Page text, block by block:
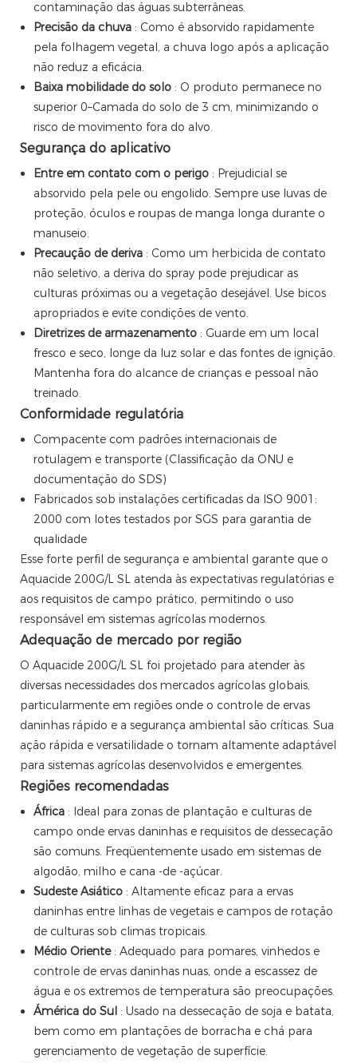
contaminação das águas subterrâneas.
Precisão da chuva : Como é absorvido rapidamente
pela folhagem vegetal, a chuva logo após a aplicação
não reduz a eficácia.
Baixa mobilidade do solo : O produto permanece no
superior 0–Camada do solo de 3 cm, minimizando o
risco de movimento fora do alvo.
Segurança do aplicativo
Entre em contato com o perigo : Prejudicial se
absorvido pela pele ou engolido. Sempre use luvas de
proteção, óculos e roupas de manga longa durante o
manuseio.
Precaução de deriva : Como um herbicida de contato
não seletivo, a deriva do spray pode prejudicar as
culturas próximas ou a vegetação desejável. Use bicos
apropriados e evite condições de vento.
Diretrizes de armazenamento : Guarde em um local
fresco e seco, longe da luz solar e das fontes de ignição.
Mantenha fora do alcance de crianças e pessoal não
treinado.
Conformidade regulatória
Compacente com padrões internacionais de
rotulagem e transporte (Classificação da ONU e
documentação do SDS)
Fabricados sob instalações certificadas da ISO 9001:
2000 com lotes testados por SGS para garantia de
qualidade
Esse forte perfil de segurança e ambiental garante que o
Aquacide 200G/L SL atenda às expectativas regulatórias e
aos requisitos de campo prático, permitindo o uso
responsável em sistemas agrícolas modernos.
Adequação de mercado por região
O Aquacide 200G/L SL foi projetado para atender às
diversas necessidades dos mercados agrícolas globais,
particularmente em regiões onde o controle de ervas
daninhas rápido e a segurança ambiental são críticas. Sua
ação rápida e versatilidade o tornam altamente adaptável
para sistemas agrícolas desenvolvidos e emergentes.
Regiões recomendadas
África : Ideal para zonas de plantação e culturas de
campo onde ervas daninhas e requisitos de dessecação
são comuns. Freqüentemente usado em sistemas de
algodão, milho e cana -de -açúcar.
Sudeste Asiático : Altamente eficaz para a ervas
daninhas entre linhas de vegetais e campos de rotação
de culturas sob climas tropicais.
Médio Oriente : Adequado para pomares, vinhedos e
controle de ervas daninhas nuas, onde a escassez de
água e os extremos de temperatura são preocupações.
Ámérica do Sul : Usado na dessecação de soja e batata,
bem como em plantações de borracha e chá para
gerenciamento de vegetação de superfície.